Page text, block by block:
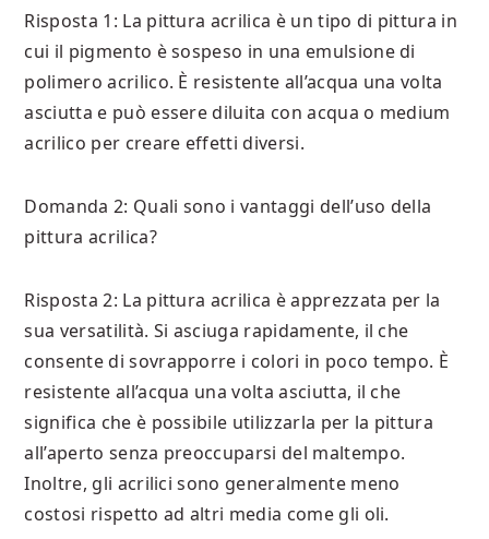
Risposta 1: La pittura acrilica è un tipo di pittura in
cui il pigmento è sospeso in una emulsione di
polimero acrilico. È resistente all’acqua una volta
asciutta e può essere diluita con acqua o medium
acrilico per creare effetti diversi.
Domanda 2: Quali sono i vantaggi dell’uso della
pittura acrilica?
Risposta 2: La pittura acrilica è apprezzata per la
sua versatilità. Si asciuga rapidamente, il che
consente di sovrapporre i colori in poco tempo. È
resistente all’acqua una volta asciutta, il che
significa che è possibile utilizzarla per la pittura
all’aperto senza preoccuparsi del maltempo.
Inoltre, gli acrilici sono generalmente meno
costosi rispetto ad altri media come gli oli.